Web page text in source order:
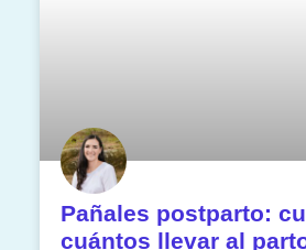
Pañales postparto:
cuántos llevar al